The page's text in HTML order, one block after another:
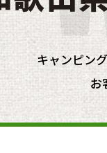
キャンピン
お